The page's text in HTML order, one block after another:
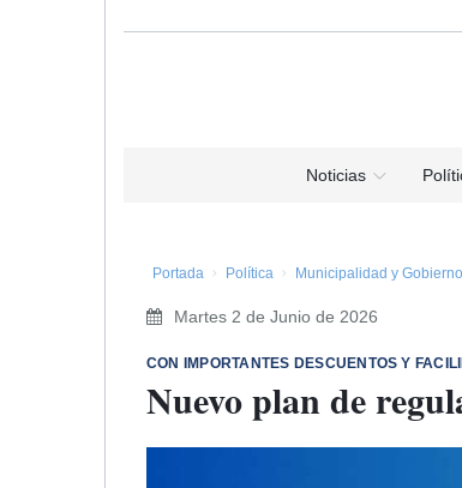
Noticias
Portada Política Municipalidad y Gobierno
Martes 2 de Junio de 2026
CON IMPORTANTES DESCUENTOS Y
Nuevo plan de